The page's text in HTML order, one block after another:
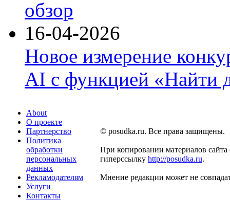
обзор
16-04-2026
Новое измерение
AI с функцией «Найти
About
О проекте
Партнерство
Политика
обработки
персональных
данных
Рекламодателям
Услуги
Контакты
© posudka.ru. Все права защищены.
При копировании материалов сайта
гиперссылку http://posudka.ru.
Мнение редакции может не